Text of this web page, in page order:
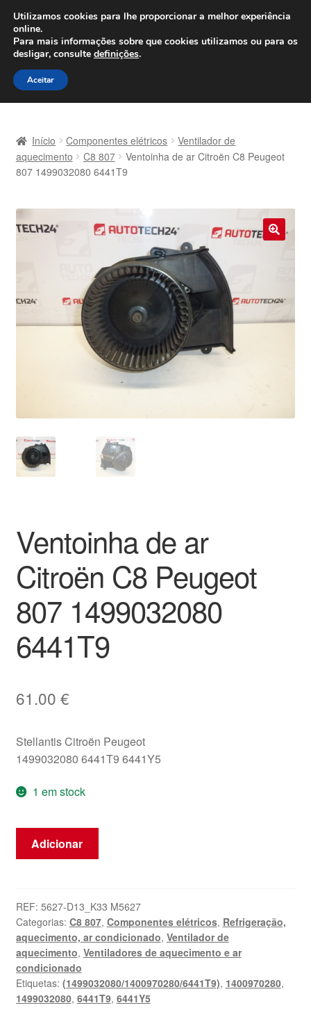
ENVIO a partir de 7 EUR
Seg-Sex, das 9h às 16h800 500 967
Ir
para
a
Saltar
para
o
Carrinho
Contato
Envio para todo o planeta
Minha conta
Procedimento de Reclamação
Termos e Condições
Transporte
Início Componentes elétricos
Ventilador de
aquecimento
C8 807
Ventoinha de ar Citroën C8 Peugeot
807 1499032080 6441T9
Ventoinha de ar
Citroën C8 Peugeot
807 1499032080
6441T9
61.00 €
Stellantis Citroën Peugeot
1499032080 6441T9 6441Y5
1 em stock
Quantidade
ar
Citroën
C8
Peugeot
807
1499032080
Adicionar
REF: 5627-D13_K33 M5627
Categorias: C8 807, Componentes elétricos, Refrigeração,
aquecimento, ar condicionado, Ventilador de
aquecimento, Ventiladores de aquecimento e ar
condicionado
Etiquetas: (1499032080/1400970280/6441T9), 1400970280,
1499032080, 6441T9, 6441Y5
Utilizamos cookies para lhe proporcionar a melhor experiência
online.
Para mais informações sobre que cookies utilizamos ou para os
desligar, consulte definições.
Aceitar